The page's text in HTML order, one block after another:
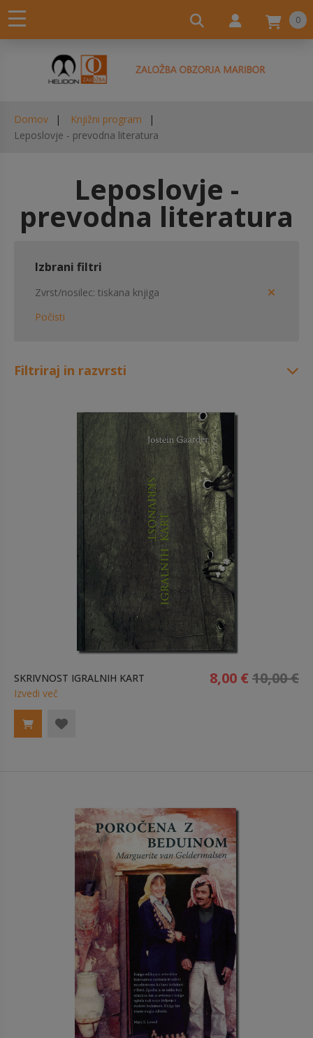
0
Domov
Knjižni program
Leposlovje - prevodna literatura
Leposlovje -
prevodna literatura
SKRIVNOST IGRALNIH KART 8,00 € 10,00 €
Izvedi več
Izbrani filtri
Zvrst/nosilec tiskana knjiga
Počisti
Filtriraj in razvrsti